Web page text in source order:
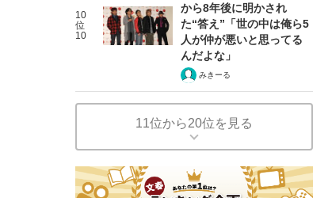
10
位
10
から8年後に明かされ
た“答え”「世の中は俺ら5
人が仲が悪いと思ってる
んだよな」
みきーる
11位から20位を見る